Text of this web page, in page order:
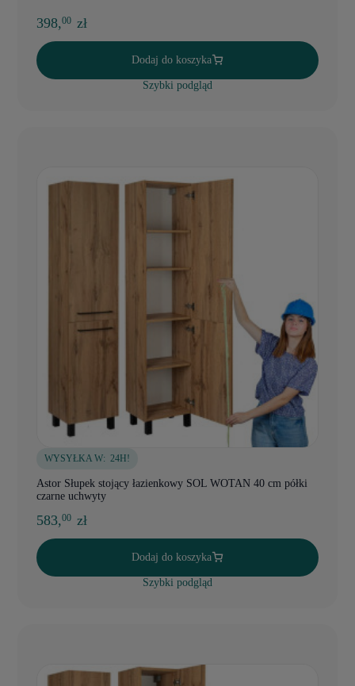
398,00 zł
Dodaj do koszyka
Szybki podgląd
WYSYŁKA W: 24H!
Astor Słupek stojący łazienkowy SOL WOTAN 40 cm półki
czarne uchwyty
583,00 zł
Dodaj do koszyka
Szybki podgląd